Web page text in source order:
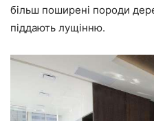
більш поширені породи
піддають лущінню.